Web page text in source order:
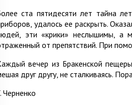
ста пятидесяти лет тайна
удалось ее раскрыть.
эти «крики» неслышимы, а
от препятствий. При
вечер из Бракенской
друг другу, не сталкиваясь.
Черненко